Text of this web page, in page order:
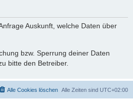
Auskunft, welche Daten über
bzw. Sperrung deiner Daten
bitte den Betreiber.
Alle Zeiten sind UTC+02:00
Alle Cookies löschen